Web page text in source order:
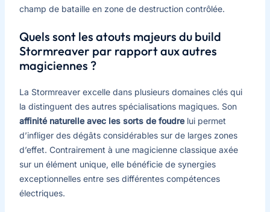
champ de bataille en zone de destruction contrôlée.
Quels sont les atouts majeurs du build
Stormreaver par rapport aux autres
magiciennes ?
La Stormreaver excelle dans plusieurs domaines clés qui
la distinguent des autres spécialisations magiques. Son
affinité naturelle avec les sorts de foudrelui permet
d’infliger des dégâts considérables sur de larges zones
d’effet. Contrairement à une magicienne classique axée
sur un élément unique, elle bénéficie de synergies
exceptionnelles entre ses différentes compétences
électriques.